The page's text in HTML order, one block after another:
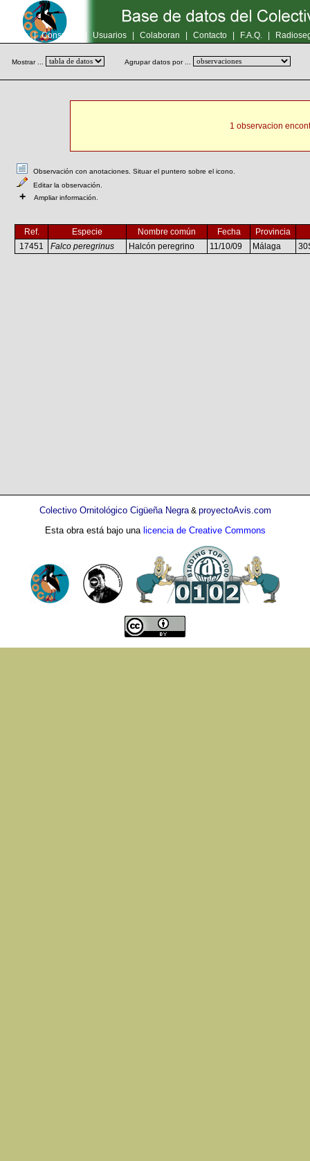
Inicio | Consultas Usuarios Colaboran Contacto F.A.Q.
Mostrar ... Agrupar datos por ...
1 observacion
Observación con anotaciones. Situar el puntero sobre el icono.
Editar la observación.
+ Ampliar información.
Ref. Especie Nombre común Fecha Provincia
17451
Falco peregrinus Halcón peregrino 11/10/09 Málaga
Colectivo Ornitológico Cigüeña Negra& proyectoAvis.com
Esta obra está bajo una licencia de Creative Commons